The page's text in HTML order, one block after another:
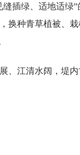
插绿、适地适绿
种青草植被、
、江清水阔，堤